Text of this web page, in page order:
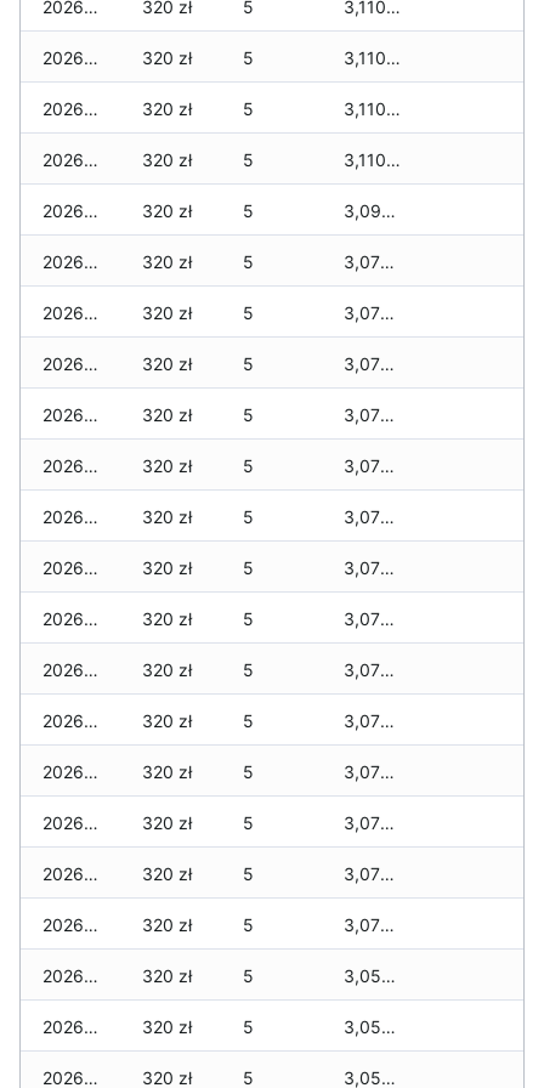
2026-05-14 320 zł 5 3,110 zł
2026-05-13 320 zł 5 3,110 zł
2026-05-12 320 zł 5 3,110 zł
2026-05-09 320 zł 5 3,110 zł
2026-05-08 320 zł 5 3,090 zł
2026-05-07 320 zł 5 3,070 zł
2026-05-06 320 zł 5 3,070 zł
2026-05-05 320 zł 5 3,070 zł
2026-05-04 320 zł 5 3,070 zł
2026-05-03 320 zł 5 3,070 zł
2026-05-02 320 zł 5 3,070 zł
2026-05-01 320 zł 5 3,070 zł
2026-04-30 320 zł 5 3,070 zł
2026-04-29 320 zł 5 3,070 zł
2026-04-28 320 zł 5 3,070 zł
2026-04-27 320 zł 5 3,070 zł
2026-04-26 320 zł 5 3,070 zł
2026-04-25 320 zł 5 3,070 zł
2026-04-24 320 zł 5 3,070 zł
2026-04-23 320 zł 5 3,050 zł
2026-04-22 320 zł 5 3,050 zł
2026-04-21 320 zł 5 3,050 zł